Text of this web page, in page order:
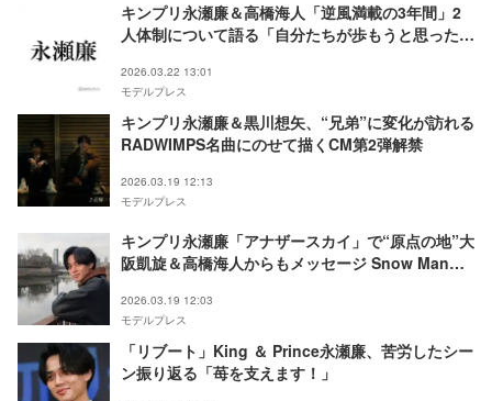
キンプリ永瀬廉＆高橋海人「逆風満載の3年間」2
人体制について語る「自分たちが歩もうと思った道
2026.03.22 13:01
モデルプレス
キンプリ永瀬廉＆黒川想⽮、“兄弟”に変化が訪れる
RADWIMPS名曲にのせて描くCM第2弾解禁
2026.03.19 12:13
モデルプレス
キンプリ永瀬廉「アナザースカイ」で“原点の地”大
阪凱旋＆高橋海人からもメッセージ Snow Man向
2026.03.19 12:03
モデルプレス
「リブート」King ＆ Prince永瀬廉、苦労したシー
ン振り返る「苺を支えます！」